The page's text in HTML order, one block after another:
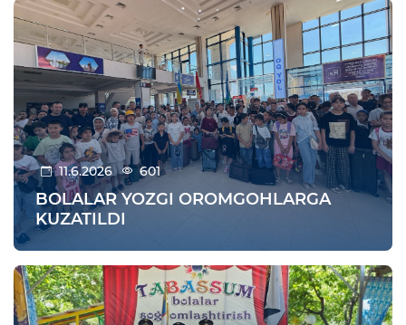
11.6.2026 601
BOLALAR YOZGI OROMGOHLARGA
KUZATILDI